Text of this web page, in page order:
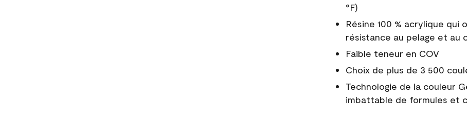
°F)
Résine 100 % acrylique
résistance au pelage et au
Faible teneur en COV
Choix de plus de 3 500
Technologie de la couleur
imbattable de formules et